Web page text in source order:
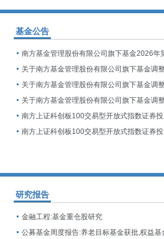
基金公告
研究报告
金融工程:基金重仓股研究